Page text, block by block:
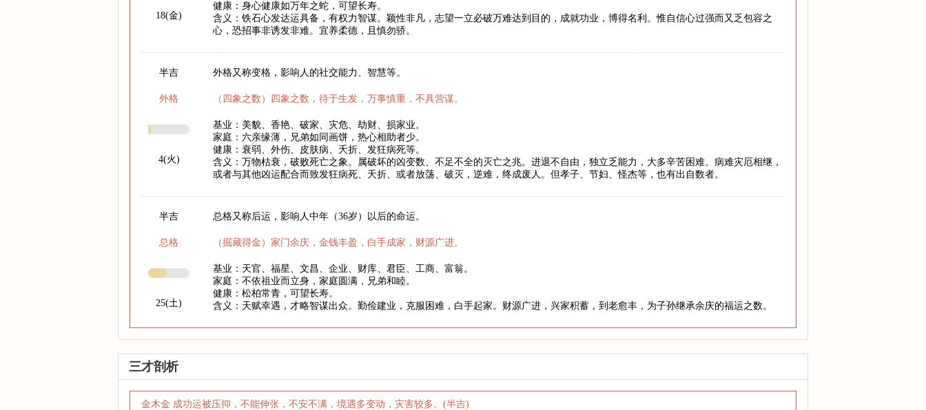
18(金)
健康：身心健康如万年之蛇，可望长寿。
含义：铁石心发达运具备，有权力智谋。颖性非凡，志望一立必破万难达到目的，成就功业，博得名利。惟自信心过强而又乏包容之
心，恐招事非诱发非难。宜养柔德，且慎勿骄。
半吉
外格
4(火)
外格又称变格，影响人的社交能力、智慧等。
（四象之数）四象之数，待于生发，万事慎重，不具营谋。
基业：美貌、香艳、破家、灾危、劫财、损家业。
家庭：六亲缘薄，兄弟如同画饼，热心相助者少。
健康：衰弱、外伤、皮肤病、夭折、发狂病死等。
含义：万物枯衰，破败死亡之象。属破坏的凶变数、不足不全的灭亡之兆。进退不自由，独立乏能力，大多辛苦困难。病难灾厄相继，
或者与其他凶运配合而致发狂病死、夭折、或者放荡、破灭，逆难，终成废人。但孝子、节妇、怪杰等，也有出自数者。
半吉
总格
25(土)
总格又称后运，影响人中年（36岁）以后的命运。
（掘藏得金）家门余庆，金钱丰盈，白手成家，财源广进。
基业：天官、福星、文昌、企业、财库、君臣、工商、富翁。
家庭：不依祖业而立身，家庭圆满，兄弟和睦。
健康：松柏常青，可望长寿。
含义：天赋幸遇，才略智谋出众。勤俭建业，克服困难，白手起家。财源广进，兴家积蓄，到老愈丰，为子孙继承余庆的福运之数。
三才剖析
金木金 成功运被压抑，不能伸张，不安不满，境遇多变动，灾害较多。(半吉)